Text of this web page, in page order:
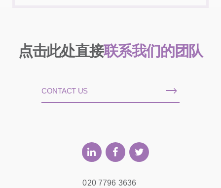
点击此处直接联系我们的团队
CONTACT US
020 7796 3636